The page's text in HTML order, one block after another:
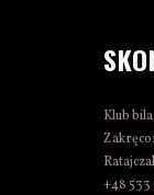
Klub
+48 533